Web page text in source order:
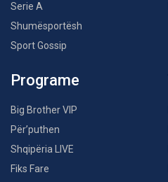
Serie A
Shumësportësh
Sport Gossip
Programe
Big Brother VIP
Për’puthen
Shqipëria LIVE
Fiks Fare